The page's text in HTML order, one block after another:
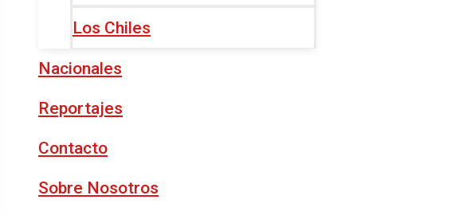
Los Chiles
Nacionales
Reportajes
Contacto
Sobre Nosotros